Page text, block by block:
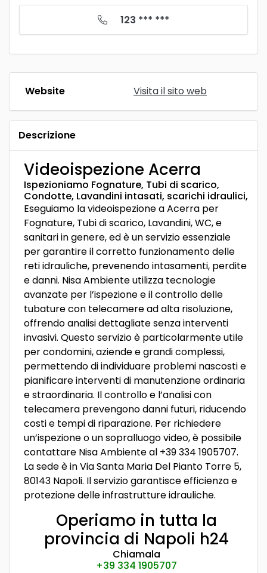
123 *** ***
Website Visita il sito web
Descrizione
Videoispezione Acerra
Ispezioniamo Fognature, Tubi di scarico,
Condotte, Lavandini intasati, scarichi idraulici,
Eseguiamo la videoispezione a Acerra per
Fognature, Tubi di scarico, Lavandini, WC, e
sanitari in genere, ed è un servizio essenziale
per garantire il corretto funzionamento delle
reti idrauliche, prevenendo intasamenti, perdite
e danni. Nisa Ambiente utilizza tecnologie
avanzate per l’ispezione e il controllo delle
tubature con telecamere ad alta risoluzione,
offrendo analisi dettagliate senza interventi
invasivi. Questo servizio è particolarmente utile
per condomini, aziende e grandi complessi,
permettendo di individuare problemi nascosti e
pianificare interventi di manutenzione ordinaria
e straordinaria. Il controllo e l’analisi con
telecamera prevengono danni futuri, riducendo
costi e tempi di riparazione. Per richiedere
un’ispezione o un sopralluogo video, è possibile
contattare Nisa Ambiente al +39 334 1905707.
La sede è in Via Santa Maria Del Pianto Torre 5,
80143 Napoli. Il servizio garantisce efficienza e
protezione delle infrastrutture idrauliche.
Operiamo in tutta la
provincia di Napoli h24
Chiamala
+39 334 1905707